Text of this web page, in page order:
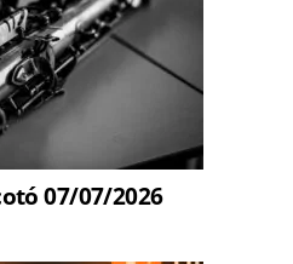
07/07/2026